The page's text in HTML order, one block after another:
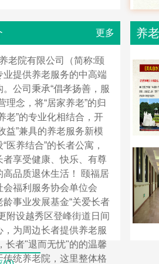
更多
老院有限公司（简称:颐
业提供养老服务的中高端
。公司秉承“倡孝扬善，服
理念，将“居家养老”的归
老”的专业化相结合，开
益”兼具的养老服务新模
医养结合”的长者公寓，
者享受健康、快乐、有尊
高品质退休生活！ 颐福居
会福利服务协会单位会
龄事业发展基金“关爱长者
附设越秀区登峰街道日间
，为周边长者提供养老服
长者"退而无忧"的的温馨
传统养老院，这里整体格
养